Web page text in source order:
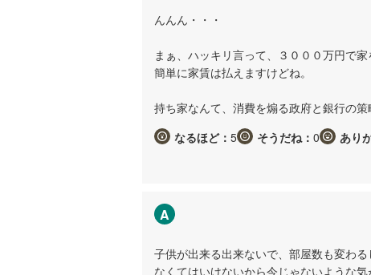
んんん・・・
まぁ、ハッキリ言って、３０００万円で
簡単に家賃は払えますけどね。
持ち家なんて、消費を煽る政府と銀行の策
なるほど： 5 そうだね： 0 あり
A
子供が出来る出来ないで、部屋数も変わ
なくてはいけないから今じゃないような気